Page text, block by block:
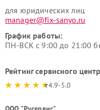
для юридических лиц
manager@fix-sanyo.ru
График работы:
ПН-ВСК с 9:00 до 21:00
Рейтинг сервисного
4.9-5.0